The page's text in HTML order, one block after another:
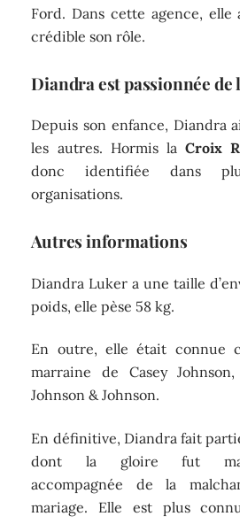
Ford. Dans cette agence, elle
crédible son rôle.
Diandra est passionnée
Depuis son enfance, Diandra
les autres. Hormis laCroix
donc identifiée dans
organisations.
Autres informations
Diandra Luker a une taille
poids, elle pèse 58 kg.
En outre, elle était connue
marraine de Casey
Johnson & Johnson.
En définitive, Diandra fait
dont la gloire fut
accompagnée de la
mariage. Elle est plus